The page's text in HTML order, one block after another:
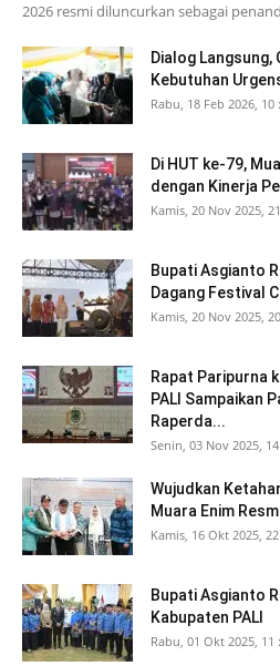
2026 resmi diluncurkan sebagai
Dialog
Kebutuhan
Rabu, 18 Feb 2026, 10
Di HUT ke-79,
dengan Kinerja
Kamis, 20 Nov 2025,
Bupati Asgianto
Dagang Festival
Kamis, 20 Nov 2025,
Rapat Paripurna
PALI Sampaikan
Raperda...
Senin, 03 Nov 2025, 14
Wujudkan
Muara Enim
Kamis, 16 Okt 2025,
Bupati Asgianto
Kabupaten PALI
Rabu, 01 Okt 2025, 11